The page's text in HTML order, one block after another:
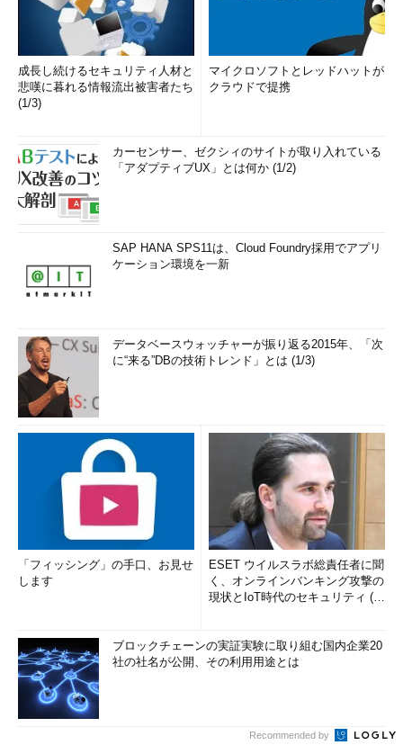
成長し続けるセキュリティ人材と
悲嘆に暮れる情報流出被害者たち
(1/3)
マイクロソフトとレッドハットが
クラウドで提携
カーセンサー、ゼクシィのサイトが取り入れている
「アダプティブUX」とは何か (1/2)
SAP HANA SPS11は、Cloud Foundry採用でアプリ
ケーション環境を一新
データベースウォッチャーが振り返る2015年、「次
に“来る”DBの技術トレンド」とは (1/3)
「フィッシング」の手口、お見せ
します
ESET ウイルスラボ総責任者に聞
く、オンラインバンキング攻撃の
現状とIoT時代のセキュリティ (1/
ブロックチェーンの実証実験に取り組む国内企業20
社の社名が公開、その利用用途とは
Recommended by